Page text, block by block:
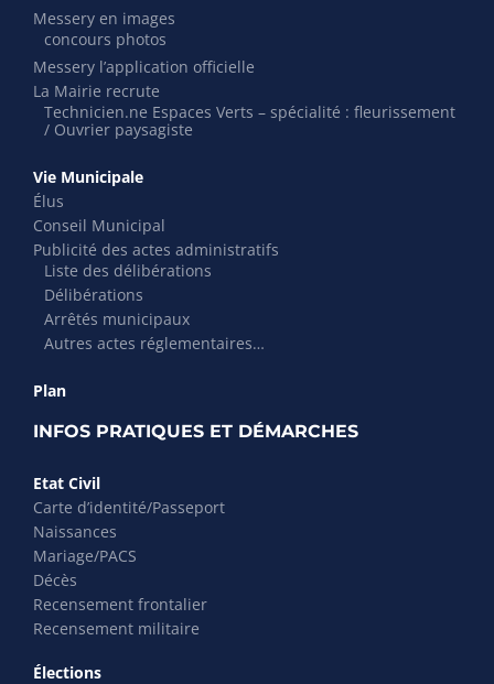
Messery en images
concours photos
Messery l’application officielle
La Mairie recrute
Technicien.ne Espaces Verts – spécialité : fleurissement
/ Ouvrier paysagiste
Vie Municipale
Élus
Conseil Municipal
Publicité des actes administratifs
Liste des délibérations
Délibérations
Arrêtés municipaux
Autres actes réglementaires…
Plan
INFOS PRATIQUES ET DÉMARCHES
Etat Civil
Carte d’identité/Passeport
Naissances
Mariage/PACS
Décès
Recensement frontalier
Recensement militaire
Élections